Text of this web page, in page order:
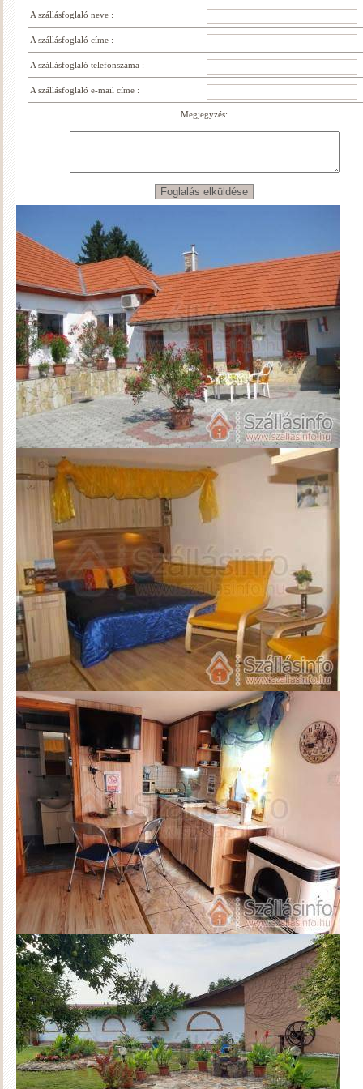
A szállásfoglaló neve :
A szállásfoglaló címe :
A szállásfoglaló telefonszáma :
A szállásfoglaló e-mail címe :
Megjegyzés: